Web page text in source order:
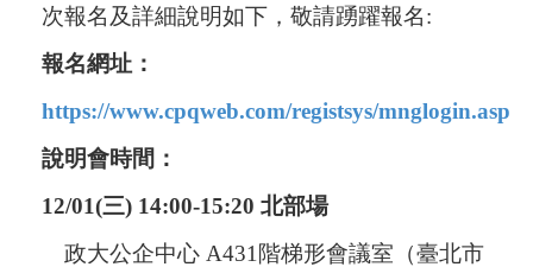
次報名及詳細說明如下，敬請踴躍報名:
報名網址：
https://www.cpqweb.com/registsys/mnglogin.asp
說明會時間：
12/01(三) 14:00-15:20 北部場
政大公企中心 A431 階梯形會議室（臺北市